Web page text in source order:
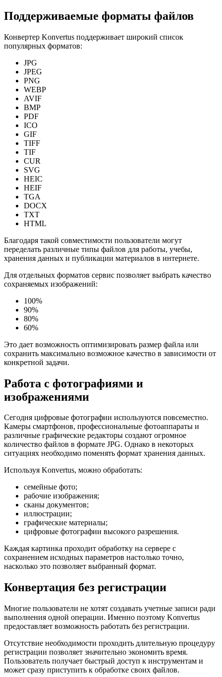
Поддерживаемые форматы файлов
Конвертер Konvertus поддерживает широкий список
популярных форматов:
JPG
JPEG
PNG
WEBP
AVIF
BMP
PDF
ICO
GIF
TIFF
TIF
CUR
SVG
HEIC
HEIF
TGA
DOCX
TXT
HTML
Благодаря такой совместимости пользователи могут
переделать различные типы файлов для работы, учебы,
хранения данных и публикации материалов в интернете.
Для отдельных форматов сервис позволяет выбрать качество
сохраняемых изображений:
100%
90%
80%
60%
Это дает возможность оптимизировать размер файла или
сохранить максимально возможное качество в зависимости от
конкретной задачи.
Работа с фотографиями и
изображениями
Сегодня цифровые фотографии используются повсеместно.
Камеры смартфонов, профессиональные фотоаппараты и
различные графические редакторы создают огромное
количество файлов в формате JPG. Однако в некоторых
ситуациях необходимо поменять формат хранения данных.
Используя Konvertus, можно обработать:
семейные фото;
рабочие изображения;
сканы документов;
иллюстрации;
графические материалы;
цифровые фотографии высокого разрешения.
Каждая картинка проходит обработку на сервере с
сохранением исходных параметров настолько точно,
насколько это позволяет выбранный формат.
Конвертация без регистрации
Многие пользователи не хотят создавать учетные записи ради
выполнения одной операции. Именно поэтому Konvertus
предоставляет возможность работать без регистрации.
Отсутствие необходимости проходить длительную процедуру
регистрации позволяет значительно экономить время.
Пользователь получает быстрый доступ к инструментам и
может сразу приступить к обработке своих файлов.